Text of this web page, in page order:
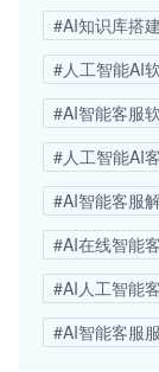
#AI知识库搭建
#人工智能AI
#AI智能客服
#人工智能AI
#AI智能客服
#AI在线智能
#AI人工智能
#AI智能客服